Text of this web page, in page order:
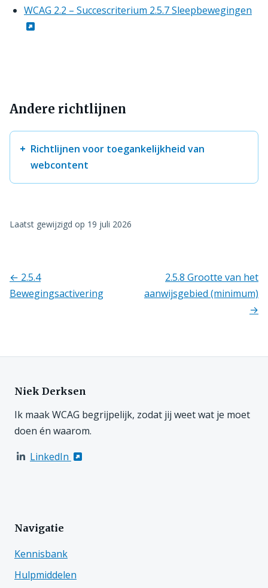
WCAG 2.2 – Succescriterium 2.5.7 Sleepbewegingen
Andere richtlijnen
Richtlijnen voor toegankelijkheid van
webcontent
Laatst gewijzigd op 19 juli 2026
navigatie
← 2.5.4
Bewegingsactivering
2.5.8 Grootte van het
aanwijsgebied (minimum)
→
Niek Derksen
Ik maak WCAG begrijpelijk, zodat jij weet wat je moet
doen én waarom.
LinkedIn
Navigatie
Kennisbank
Hulpmiddelen